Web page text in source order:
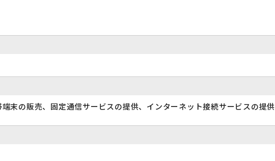
末の販売、固定通信サービスの提供、インターネット接続サービスの提供